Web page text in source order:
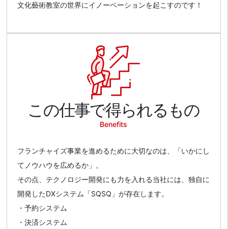
文化藝術教室の世界にイノーベーションを起こすのです！
この仕事で得られるもの
Benefits
フランチャイズ事業を進めるために大切なのは、「いかにし
てノウハウを広めるか」。
その点、テクノロジー開発にも力を入れる当社には、独自に
開発したDXシステム「SQSQ」が存在します。
・予約システム
・決済システム